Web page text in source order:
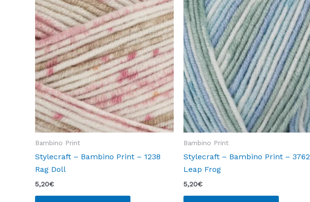
Bambino Print
Stylecraft – Bambino Print – 1238
Rag Doll
5,20€
Bambino Print
Stylecraft – Bambino Print – 3762
Leap Frog
5,20€